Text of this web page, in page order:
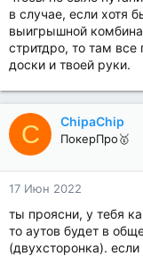
в случае, если хотя
выигрышной
стритдро, то там все
доски и твоей руки.
C ChipaChip
ПокерПро🥇
17 Июн 2022
ты проясни, у тебя
то аутов будет в
(двухсторонка).